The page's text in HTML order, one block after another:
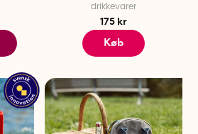
drikkevarer
175 kr
Køb